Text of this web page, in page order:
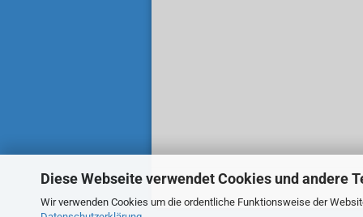
Diese Webseite verwendet Cookies und andere
Wir verwenden Cookies um die ordentliche Funktionsweise der